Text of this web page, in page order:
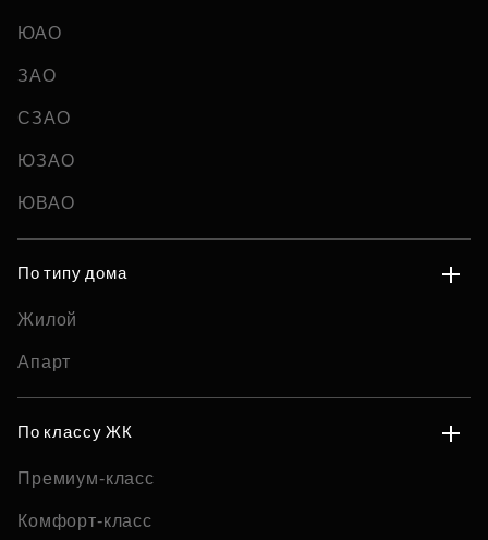
ЮАО
ЗАО
СЗАО
ЮЗАО
ЮВАО
По типу дома
Жилой
Апарт
По классу ЖК
Премиум-класс
Комфорт-класс